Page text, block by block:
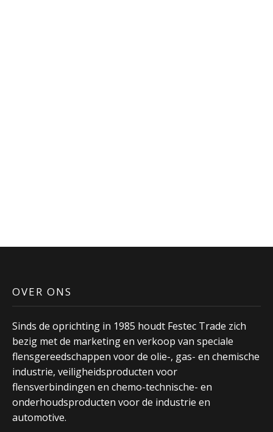
OVER ONS
Sinds de oprichting in 1985 houdt Festec Trade zich
bezig met de marketing en verkoop van speciale
flensgereedschappen voor de olie-, gas- en chemische
industrie, veiligheidsproducten voor
flensverbindingen en chemo-technische- en
onderhoudsproducten voor de industrie en
automotive.